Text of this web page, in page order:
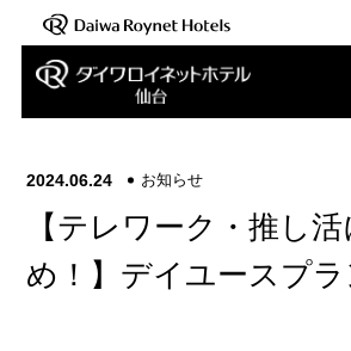
2024.06.24 お知らせ
【テレワーク・推し
め！】デイユースプ